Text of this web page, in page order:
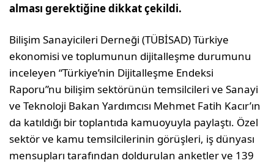
alması gerektiğine dikkat çekildi.
Bilişim Sanayicileri Derneği (TÜBİSAD) Türkiye
ekonomisi ve toplumunun dijitalleşme durumunu
inceleyen “Türkiye’nin Dijitalleşme Endeksi
Raporu”nu bilişim sektörünün temsilcileri ve Sanayi
ve Teknoloji Bakan Yardımcısı Mehmet Fatih Kacır’ın
da katıldığı bir toplantıda kamuoyuyla paylaştı. Özel
sektör ve kamu temsilcilerinin görüşleri, iş dünyası
mensupları tarafından doldurulan anketler ve 139